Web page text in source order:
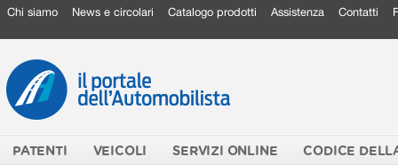
Chi siamo News e circolari Catalogo prodotti Assistenza Contatti
PATENTI VEICOLI SERVIZI ONLINE CODICE